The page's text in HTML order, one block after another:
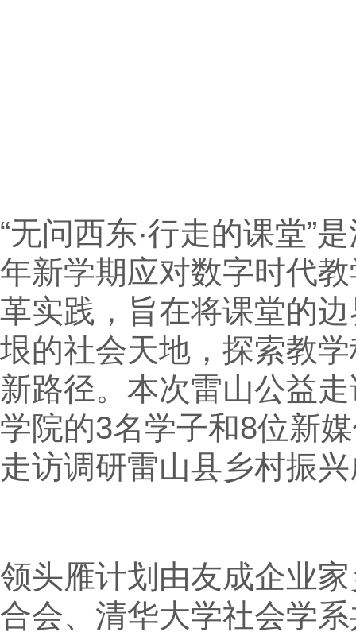
“无问西东·行走的课堂”
年新学期应对数字时代
革实践，旨在将课堂的
垠的社会天地，探索教
新路径。本次雷山公益
学院的3名学子和8位新
走访调研雷山县乡村振
领头雁计划由友成企业
合会、清华大学社会学